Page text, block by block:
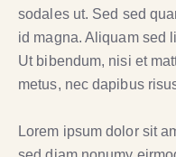
sodales ut. Sed sed
id magna. Aliquam sed
Ut bibendum, nisi et
metus, nec dapibus
Lorem ipsum dolor sit